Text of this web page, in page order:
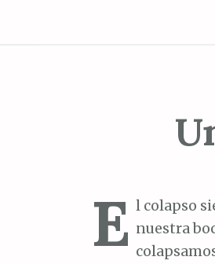
E l colapso
nuestra